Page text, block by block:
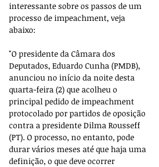
interessante sobre os passos de um
processo de impeachment, veja
abaixo:
"O presidente da Câmara dos
Deputados, Eduardo Cunha (PMDB),
anunciou no início da noite desta
quarta-feira (2) que acolheu o
principal pedido de impeachment
protocolado por partidos de oposição
contra a presidente Dilma Rousseff
(PT). O processo, no entanto, pode
durar vários meses até que haja uma
definição, o que deve ocorrer